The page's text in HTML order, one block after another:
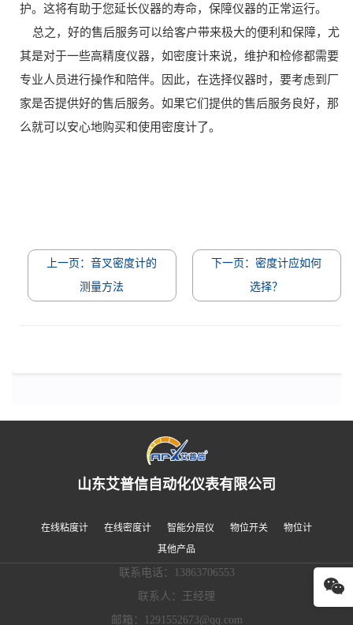
护。这将有助于您延长仪器的寿命，保障仪器的正常运行。
总之，好的售后服务可以给客户带来极大的便利和保障，尤
其是对于一些高精度仪器，如密度计来说，维护和检修都需要
专业人员进行操作和陪伴。因此，在选择仪器时，要考虑到厂
家是否提供好的售后服务。如果它们提供的售后服务良好，那
么就可以安心地购买和使用密度计了。
上一页：音叉密度计的
测量方法
下一页：密度计应如何
选择？
山东艾普信自动化仪表有限公司
在线粘度计 在线密度计 智能分层仪 物位开关
物位计
其他产品
联系电话：13863706553
联系人：王经理
邮箱：1291552673@qq.com